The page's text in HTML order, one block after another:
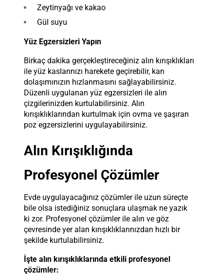
Zeytinyağı ve kakao
Gül suyu
Yüz Egzersizleri Yapın
Birkaç dakika gerçekleştireceğiniz alın kırışıklıkları
ile yüz kaslarınızı harekete geçirebilir, kan
dolaşımınızın hızlanmasını sağlayabilirsiniz.
Düzenli uygulanan yüz egzersizleri ile alın
çizgilerinizden kurtulabilirsiniz. Alın
kırışıklıklarından kurtulmak için ovma ve şaşıran
poz egzersizlerini uygulayabilirsiniz.
Alın Kırışıklığında
Profesyonel Çözümler
Evde uygulayacağınız çözümler ile uzun süreçte
bile olsa istediğiniz sonuçlara ulaşmak ne yazık
ki zor. Profesyonel çözümler ile alın ve göz
çevresinde yer alan kırışıklıklarınızdan hızlı bir
şekilde kurtulabilirsiniz.
İşte alın kırışıklıklarında etkili profesyonel
çözümler: